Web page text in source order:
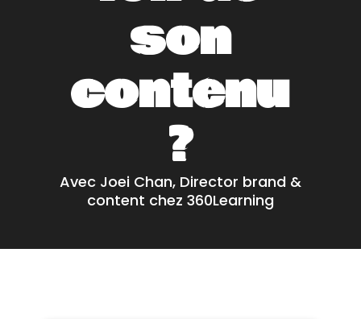
son
contenu
?
Avec Joei Chan, Director brand &
content chez 360Learning